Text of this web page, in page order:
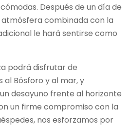
Después de un día de
combinada con la
le hará sentirse como
podrá disfrutar de
al Bósforo y al mar, y
desayuno frente al horizonte
un firme compromiso con la
nos esforzamos por